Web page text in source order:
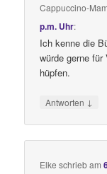
Cappuccino-
p.m. Uhr:
Ich kenne die
würde gerne
hüpfen.
Antworten ↓
Elke schriebam